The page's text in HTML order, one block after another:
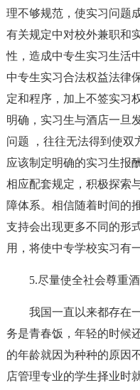
理不够规范，使实习问题
有关规定中对校外兼职和
性，造成中专生实习生活
中专生实习合法权益法律
定和程序，加上不签实习
明确，实习生与酒店一旦
问题 ，往往无法得到使双
应该制定明确的实习生报
相应配套规定，积极探索
障体系。相信随着时间的
支持会出现更多不同的形
用，将使中专学校实习有
5.尽量使全社会尊重
我国一直以来都存在
务是青春饭，年轻的时候
的年龄就因为种种的原因
店管理专业的学生择业时